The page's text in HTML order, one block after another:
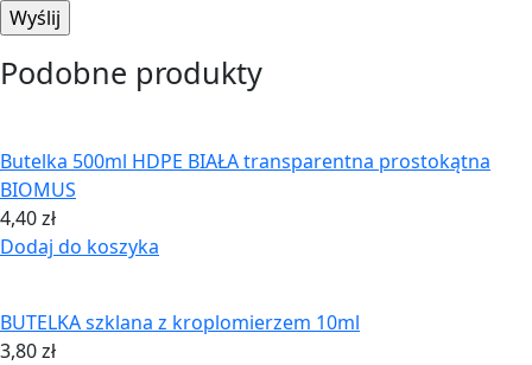
Podobne produkty
Butelka 500ml HDPE BIAŁA transparentna prostokątna
BIOMUS
4,40zł
Dodaj do koszyka
BUTELKA szklana z kroplomierzem 10ml
3,80zł